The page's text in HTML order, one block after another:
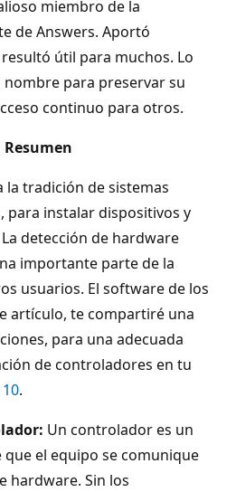
miembro de la
de Answers. Aportó
útil para muchos. Lo
para preservar su
continuo para otros.
Resumen
la tradición de sistemas
para instalar dispositivos y
detección de hardware
importante parte de la
usuarios. El software de los
artículo, te compartiré una
para una adecuada
de controladores en tu
.
Un controlador es un
el equipo se comunique
hardware. Sin los